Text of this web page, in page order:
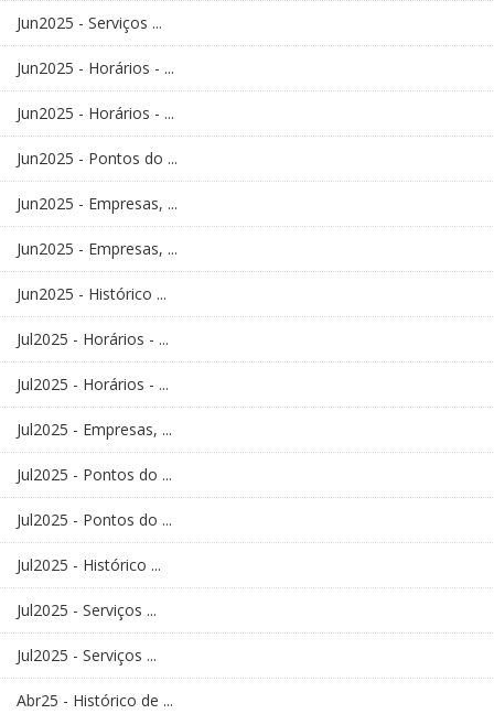
Jun2025 - Serviços ...
Jun2025 - Horários - ...
Jun2025 - Horários - ...
Jun2025 - Pontos do ...
Jun2025 - Empresas, ...
Jun2025 - Empresas, ...
Jun2025 - Histórico ...
Jul2025 - Horários - ...
Jul2025 - Horários - ...
Jul2025 - Empresas, ...
Jul2025 - Pontos do ...
Jul2025 - Pontos do ...
Jul2025 - Histórico ...
Jul2025 - Serviços ...
Jul2025 - Serviços ...
Abr25 - Histórico de ...